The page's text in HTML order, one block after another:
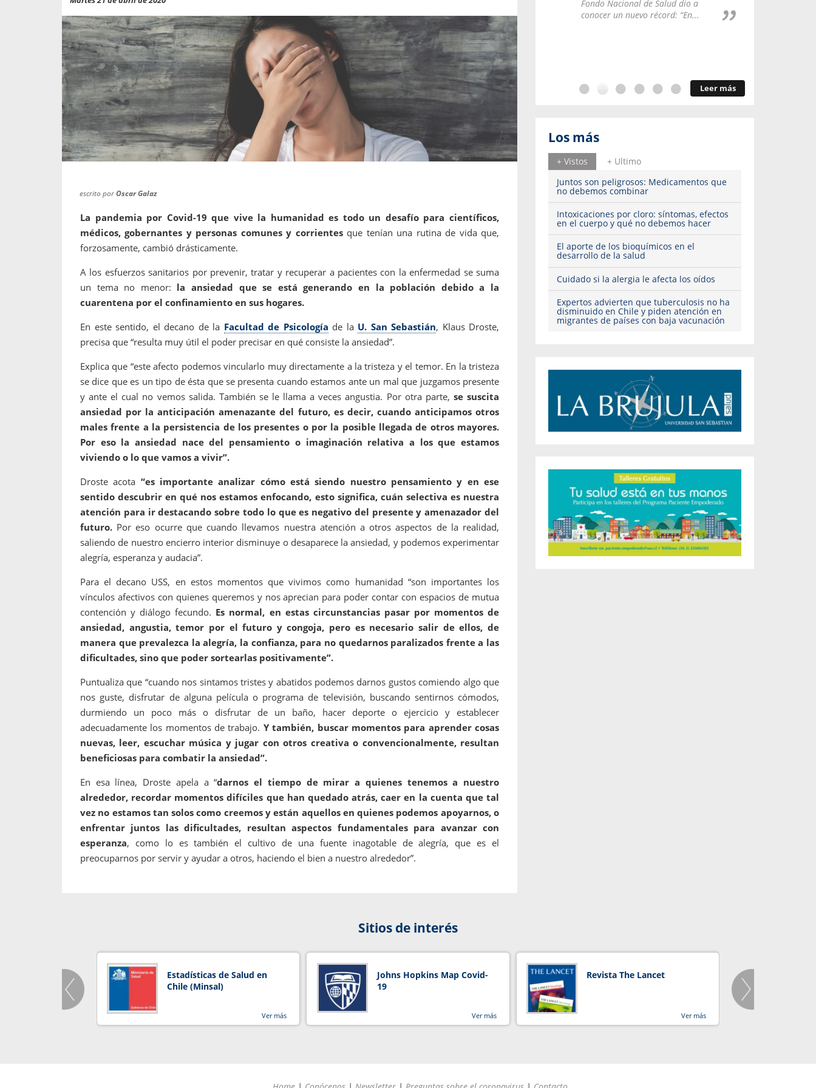
escrito porOscar Galaz
La pandemia por Covid-19 que vive la humanidad es todo un desafío para científicos,
médicos, gobernantes y personas comunes y corrientesque tenían una rutina de vida que,
forzosamente, cambió drásticamente.
A los esfuerzos sanitarios por prevenir, tratar y recuperar a pacientes con la enfermedad se suma
un tema no menor: la ansiedad que se está generando en la población debido a la
cuarentena por el confinamiento en sus hogares.
En este sentido, el decano de la Facultad de Psicología de la U. San Sebastián, Klaus Droste,
precisa que “resulta muy útil el poder precisar en qué consiste la ansiedad”.
Explica que “este afecto podemos vincularlo muy directamente a la tristeza y el temor. En la tristeza
se dice que es un tipo de ésta que se presenta cuando estamos ante un mal que juzgamos presente
y ante el cual no vemos salida. También se le llama a veces angustia. Por otra parte, se suscita
ansiedad por la anticipación amenazante del futuro, es decir, cuando anticipamos otros
males frente a la persistencia de los presentes o por la posible llegada de otros mayores.
Por eso la ansiedad nace del pensamiento o imaginación relativa a los que estamos
viviendo o lo que vamos a vivir”.
Droste acota “es importante analizar cómo está siendo nuestro pensamiento y en ese
sentido descubrir en qué nos estamos enfocando, esto significa, cuán selectiva es nuestra
atención para ir destacando sobre todo lo que es negativo del presente y amenazador del
futuro. Por eso ocurre que cuando llevamos nuestra atención a otros aspectos de la realidad,
saliendo de nuestro encierro interior disminuye o desaparece la ansiedad, y podemos experimentar
alegría, esperanza y audacia”.
Para el decano USS, en estos momentos que vivimos como humanidad “son importantes los
vínculos afectivos con quienes queremos y nos aprecian para poder contar con espacios de mutua
contención y diálogo fecundo. Es normal, en estas circunstancias pasar por momentos de
ansiedad, angustia, temor por el futuro y congoja, pero es necesario salir de ellos, de
manera que prevalezca la alegría, la confianza, para no quedarnos paralizados frente a las
dificultades, sino que poder sortearlas positivamente”.
Puntualiza que “cuando nos sintamos tristes y abatidos podemos darnos gustos comiendo algo que
nos guste, disfrutar de alguna película o programa de televisión, buscando sentirnos cómodos,
durmiendo un poco más o disfrutar de un baño, hacer deporte o ejercicio y establecer
adecuadamente los momentos de trabajo. Y también, buscar momentos para aprender cosas
nuevas, leer, escuchar música y jugar con otros creativa o convencionalmente, resultan
beneficiosas para combatir la ansiedad”.
En esa línea, Droste apela a “darnos el tiempo de mirar a quienes tenemos a nuestro
alrededor, recordar momentos difíciles que han quedado atrás, caer en la cuenta que tal
vez no estamos tan solos como creemos y están aquellos en quienes podemos apoyarnos, o
enfrentar juntos las dificultades, resultan aspectos fundamentales para avanzar con
esperanza, como lo es también el cultivo de una fuente inagotable de alegría, que es el
preocuparnos por servir y ayudar a otros, haciendo el bien a nuestro alrededor”.
entregados por la
sobre viajes al extranjero
que deben hacer...
embargo, estas son las...
Fondo Nacional de Salud dio a
conocer un nuevo récord: “En...
Leer más
Los más
+ Vistos
+ Ultimo
Juntos son peligrosos: Medicamentos que
no debemos combinar
Intoxicaciones por cloro: síntomas, efectos
en el cuerpo y qué no debemos hacer
El aporte de los bioquímicos en el
desarrollo de la salud
Cuidado si la alergia le afecta los oídos
Expertos advierten que tuberculosis no ha
disminuido en Chile y piden atención en
migrantes de países con baja vacunación
Sitios de interés
Estadísticas de Salud en
Chile (Minsal)
Ver más
Johns Hopkins Map Covid-
19
Ver más
Revista The Lancet
Ver más